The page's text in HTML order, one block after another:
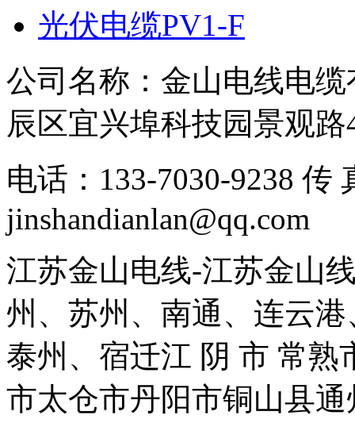
光伏电缆PV1-F
公司名称：金山电线电
辰区宜兴埠科技园景观
电话：133-7030-9238 传
jinshandianlan@qq.com
江苏金山电线-江苏金山
州、苏州、南通、连云
泰州、宿迁江 阴 市 常
市太仓市丹阳市铜山县